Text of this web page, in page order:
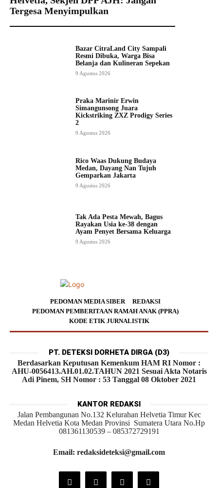
Tergesa Menyimpulkan
Bazar CitraLand City Sampali
Resmi Dibuka, Warga Bisa
Belanja dan Kulineran Sepekan
9 Agustus 2026
Praka Marinir Erwin
Simangunsong Juara
Kickstriking ZXZ Prodigy Series
2
9 Agustus 2026
Rico Waas Dukung Budaya
Medan, Dayang Nan Tujuh
Gemparkan Jakarta
9 Agustus 2026
Tak Ada Pesta Mewah, Bagus
Rayakan Usia ke-38 dengan
Ayam Penyet Bersama Keluarga
9 Agustus 2026
PEDOMAN MEDIA SIBER
REDAKSI
PEDOMAN PEMBERITAAN RAMAH ANAK (PPRA)
KODE ETIK JURNALISTIK
PT. DETEKSI DORHETA DIRGA (D3)
Berdasarkan Keputusan Kemenkum HAM RI Nomor :
AHU-0056413.AH.01.02.TAHUN 2021 Sesuai Akta Notaris
Adi Pinem, SH Nomor : 53 Tanggal 08 Oktober 2021
KANTOR REDAKSI
Jalan Pembangunan No.132 Kelurahan Helvetia Timur Kec
Medan Helvetia Kota Medan Provinsi Sumatera Utara No.Hp
081361130539 – 085372729191
Email: redaksideteksi@gmail.com